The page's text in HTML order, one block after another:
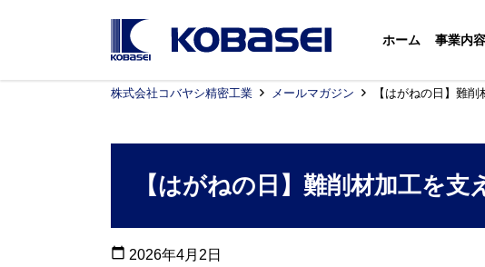
ホーム 事業内容
株式会社コバヤシ精密工業 メールマガジン 【はがねの日】難
【はがねの日】難削材加工を
calendar_today 2026年4月2日